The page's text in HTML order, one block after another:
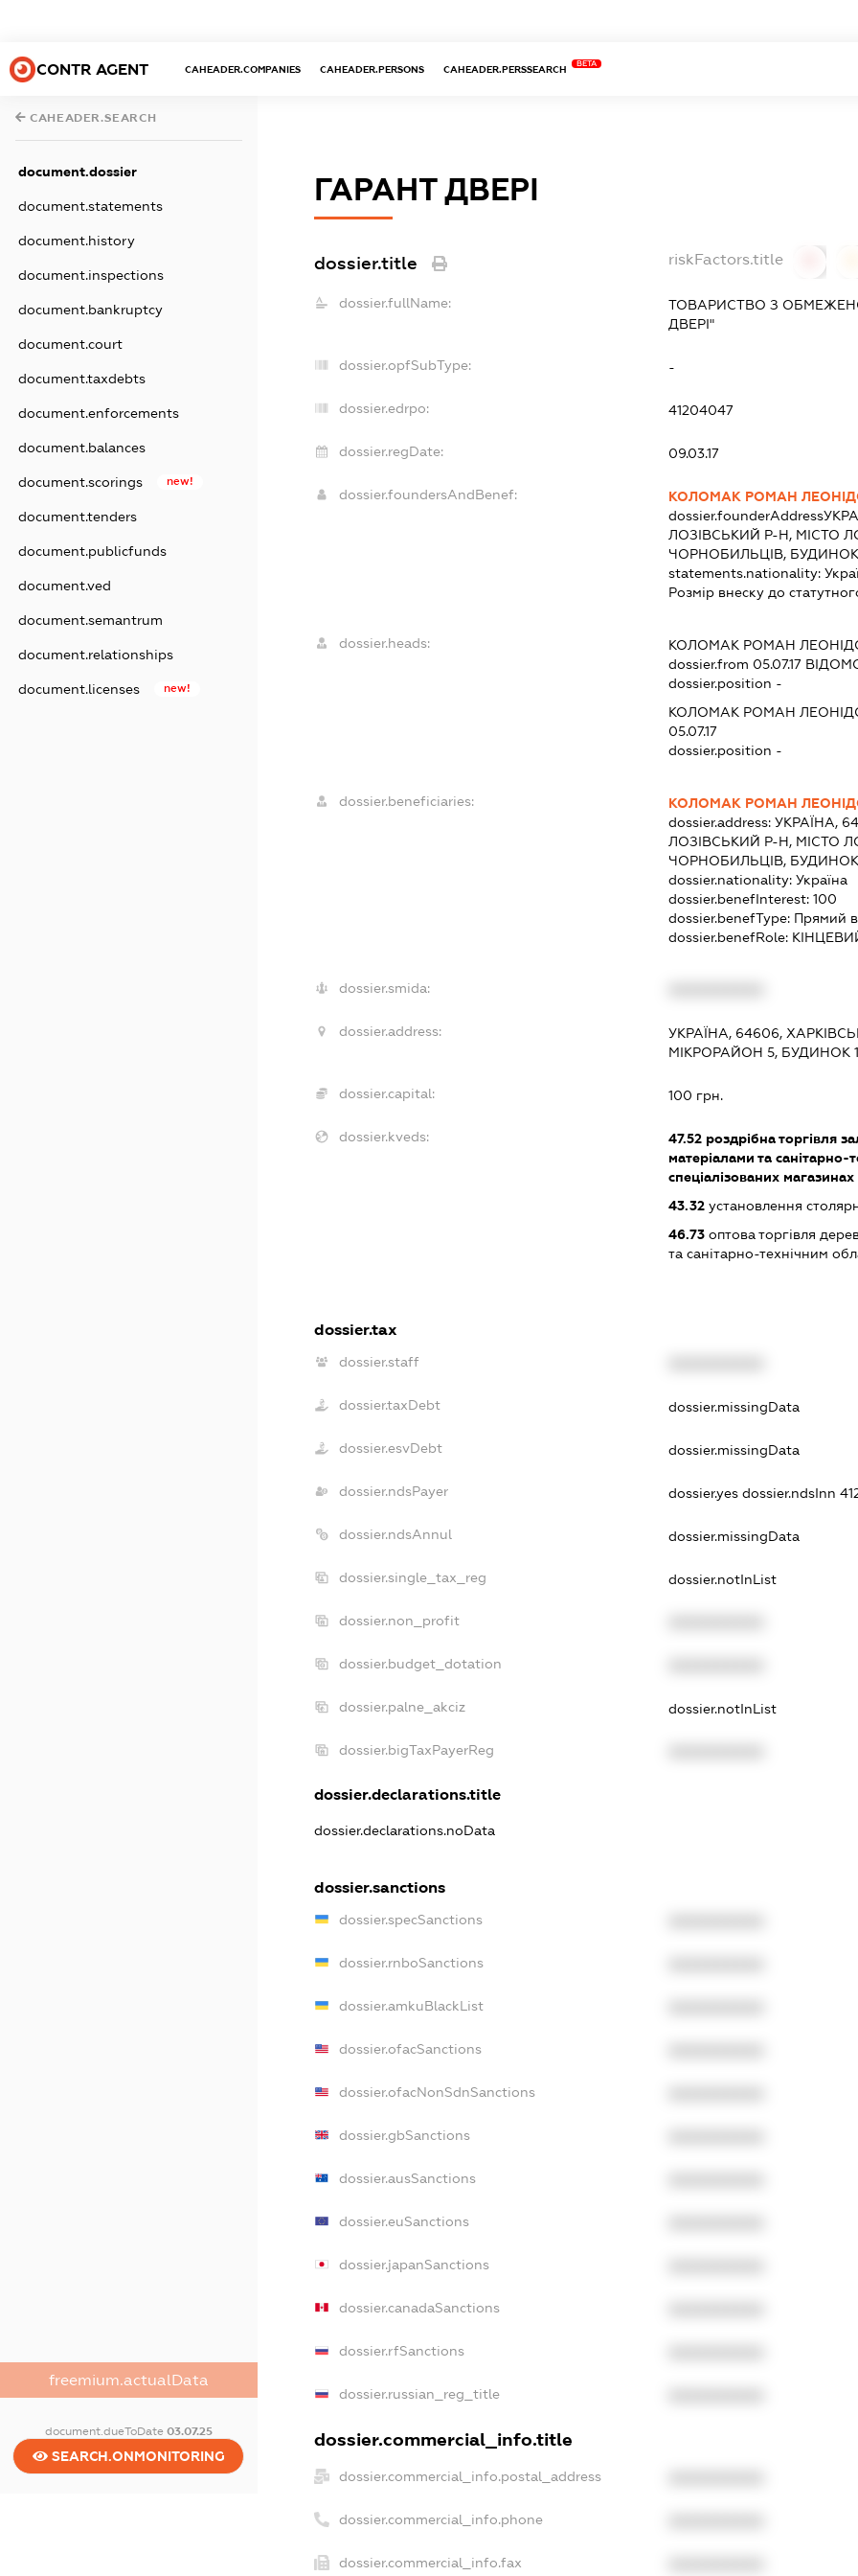
CONTR AGENT CAHEADER.COMPANIES CAHEADER.PERSONS CAHEADER.PERSSEARCH
BETA
CAHEADER.SEARCH
document.dossier
document.statements
document.history
document.inspections
document.bankruptcy
document.court
document.taxdebts
document.enforcements
document.balances
document.scorings new!
document.tenders
document.publicfunds
document.ved
document.semantrum
document.relationships
document.licenses new!
freemium.actualData
document.dueToDate 03.07.25
SEARCH.ONMONITORING
ГАРАНТ ДВЕРІ
dossier.title riskFactors.title
dossier.fullName:
ТОВАРИСТВО З
ДВЕРІ"
dossier.opfSubType: -
dossier.edrpo: 41204047
dossier.regDate: 09.03.17
dossier.foundersAndBenef:
КОЛОМАК РОМАН
dossier.founderAddress
ЛОЗІВСЬКИЙ Р-Н, МІСТО
ЧОРНОБИЛЬЦІВ, БУДИНОК
statements.nationality:
Розмір внеску до
dossier.heads: КОЛОМАК РОМАН
dossier.from 05.07.17
dossier.position -
КОЛОМАК РОМАН
05.07.17
dossier.position -
dossier.beneficiaries:
КОЛОМАК РОМАН
dossier.address:УКРАЇНА,
ЛОЗІВСЬКИЙ Р-Н, МІСТО
ЧОРНОБИЛЬЦІВ, БУДИНОК
dossier.nationality:Україна
dossier.benefInterest:100
dossier.benefType: Прямий
dossier.benefRole:
dossier.smida:
dossier.address:
УКРАЇНА, 64606,
МІКРОРАЙОН 5, БУДИНОК
dossier.capital: 100 грн.
dossier.kveds: 47.52 роздрібна торгівля
матеріалами та
спеціалізованих магазинах
43.32 установлення
46.73 оптова торгівля
та санітарно-технічним
dossier.tax
dossier.staff
dossier.taxDebt dossier.missingData
dossier.esvDebt dossier.missingData
dossier.ndsPayer dossier.yesdossier.ndsInn
dossier.ndsAnnul dossier.missingData
dossier.single_tax_reg dossier.notInList
dossier.non_profit
dossier.budget_dotation
dossier.palne_akciz dossier.notInList
dossier.bigTaxPayerReg
dossier.declarations.title
dossier.declarations.noData
dossier.sanctions
dossier.specSanctions
dossier.rnboSanctions
dossier.amkuBlackList
dossier.ofacSanctions
dossier.ofacNonSdnSanctions
dossier.gbSanctions
dossier.ausSanctions
dossier.euSanctions
dossier.japanSanctions
dossier.canadaSanctions
dossier.rfSanctions
dossier.russian_reg_title
dossier.commercial_info.title
dossier.commercial_info.postal_address
dossier.commercial_info.phone
dossier.commercial_info.fax